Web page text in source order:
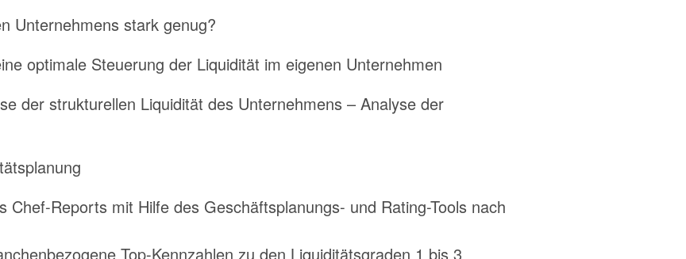
Unternehmens stark genug?
optimale Steuerung der Liquidität im eigenen Unternehmen
der strukturellen Liquidität des Unternehmens – Analyse der
Chef-Reports mit Hilfe des Geschäftsplanungs- und Rating-Tools nach
Top-Kennzahlen zu den Liquiditätsgraden 1 bis 3